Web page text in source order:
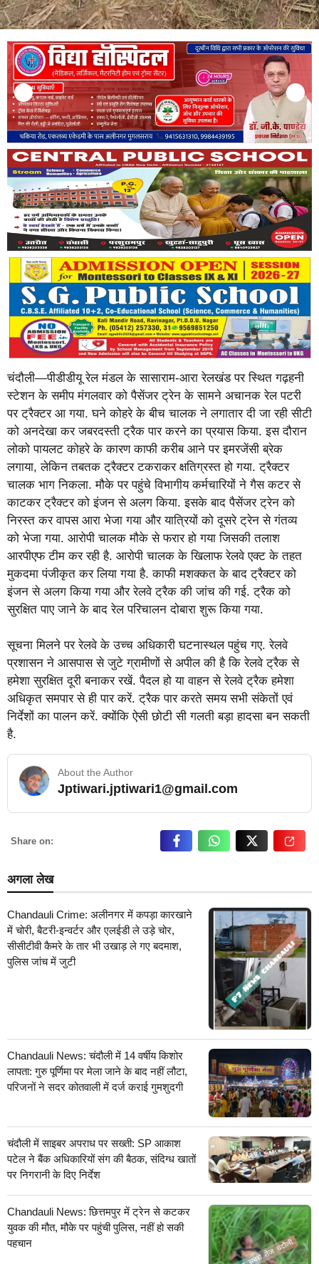
चंदौली—पीडीडीयू रेल मंडल के सासाराम-आरा रेलखंड पर स्थित गढ़हनी
स्टेशन के समीप मंगलवार को पैसेंजर ट्रेन के सामने अचानक रेल पटरी
पर ट्रैक्टर आ गया. घने कोहरे के बीच चालक ने लगातार दी जा रही सीटी
को अनदेखा कर जबरदस्ती ट्रैक पार करने का प्रयास किया. इस दौरान
लोको पायलट कोहरे के कारण काफी करीब आने पर इमरजेंसी ब्रेक
लगाया, लेकिन तबतक ट्रैक्टर टकराकर क्षतिग्रस्त हो गया. ट्रैक्टर
चालक भाग निकला. मौके पर पहुंचे विभागीय कर्मचारियों ने गैस कटर से
काटकर ट्रैक्टर को इंजन से अलग किया. इसके बाद पैसेंजर ट्रेन को
निरस्त कर वापस आरा भेजा गया और यात्रियों को दूसरे ट्रेन से गंतव्य
को भेजा गया. आरोपी चालक मौके से फरार हो गया जिसकी तलाश
आरपीएफ टीम कर रही है. आरोपी चालक के खिलाफ रेलवे एक्ट के तहत
मुकदमा पंजीकृत कर लिया गया है. काफी मशक्कत के बाद ट्रैक्टर को
इंजन से अलग किया गया और रेलवे ट्रैक की जांच की गई. ट्रैक को
सुरक्षित पाए जाने के बाद रेल परिचालन दोबारा शुरू किया गया.
सूचना मिलने पर रेलवे के उच्च अधिकारी घटनास्थल पहुंच गए. रेलवे
प्रशासन ने आसपास से जुटे ग्रामीणों से अपील की है क‍ि रेलवे ट्रैक से
हमेशा सुरक्षित दूरी बनाकर रखें. पैदल हो या वाहन से रेलवे ट्रैक हमेशा
अधिकृत समपार से ही पार करें. ट्रैक पार करते समय सभी संकेतों एवं
निर्देशों का पालन करें. क्योंकि ऐसी छोटी सी गलती बड़ा हादसा बन सकती
है.
About the Author
Jptiwari.jptiwari1@gmail.com… Read More
Share on:
अगला लेख
Chandauli Crime: अलीनगर में कपड़ा कारखाने
में चोरी, बैटरी-इन्वर्टर और एलईडी ले उड़े चोर,
सीसीटीवी कैमरे के तार भी उखाड़ ले गए बदमाश,
पुलिस जांच में जुटी
Chandauli News: चंदौली में 14 वर्षीय किशोर
लापता: गुरु पूर्णिमा पर मेला जाने के बाद नहीं लौटा,
परिजनों ने सदर कोतवाली में दर्ज कराई गुमशुदगी
चंदौली में साइबर अपराध पर सख्ती: SP आकाश
पटेल ने बैंक अधिकारियों संग की बैठक, संदिग्ध खातों
पर निगरानी के दिए निर्देश
Chandauli News: छित्तमपुर में ट्रेन से कटकर
युवक की मौत, मौके पर पहुंची पुलिस, नहीं हो सकी
पहचान